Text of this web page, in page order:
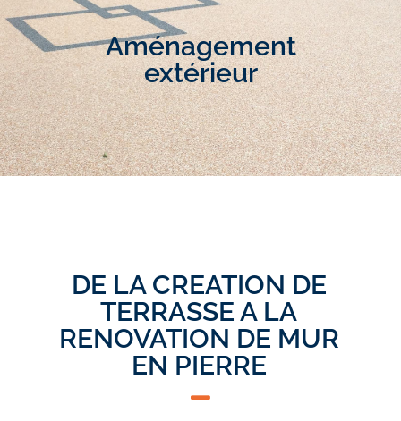
Aménagement
extérieur
DE LA CREATION DE
TERRASSE A LA
RENOVATION DE MUR
EN PIERRE
